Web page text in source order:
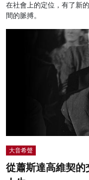
在社會上的定位，有了新
間的脈搏。
大音希聲
從蕭斯達高維契